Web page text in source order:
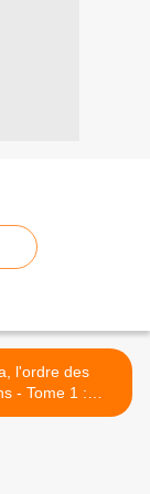
l'ordre des
- Tome 1 :
l'enfance d'un monstre >